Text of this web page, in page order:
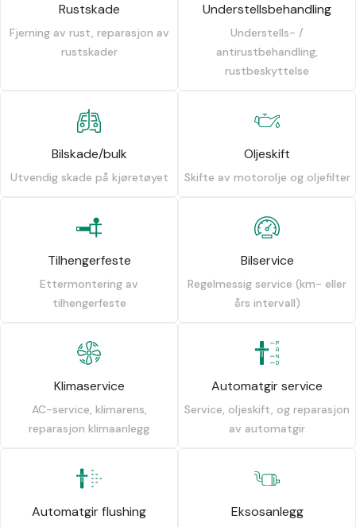
Rustskade
Fjerning av rust, reparasjon av
rustskader
Understellsbehandling
Understells- /
antirustbehandling,
rustbeskyttelse
Bilskade/bulk
Utvendig skade på kjøretøyet
Oljeskift
Skifte av motorolje og oljefilter
Tilhengerfeste
Ettermontering av
tilhengerfeste
Bilservice
Regelmessig service (km- eller
års intervall)
Klimaservice
AC-service, klimarens,
reparasjon klimaanlegg
Automatgir service
Service, oljeskift, og reparasjon
av automatgir
Automatgir flushing Eksosanlegg